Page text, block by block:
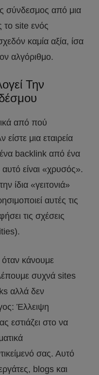
σύνδεσμος από μια
το site ενός
καμία αξία, ίσα
αλγόριθμο.
Την
από πού
μια εταιρεία
ένα backlink από ένα
είναι «χρυσός».
ίδια «γειτονιά»
αυτές τις
τις σχέσεις
κάνουμε
συχνά sites
αλλά δεν
Έλλειψη
εστιάζει στο να
σας. Αυτό
blogs και